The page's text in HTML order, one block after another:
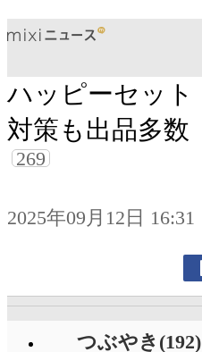
ハッピーセット
対策も出品多数
269
2025年09月12日 16:31
つぶやき(192)